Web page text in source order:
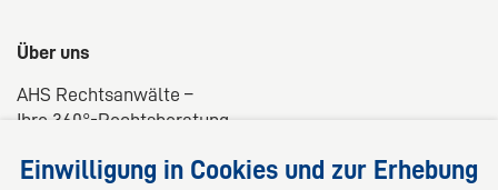
Über uns
AHS Rechtsanwälte –
Ihre 360°-Rechtsberatung
praxisnahe Lösungen für Ihre Rechtsfragen.
Einwilligung in Cookies und zur Erhebung